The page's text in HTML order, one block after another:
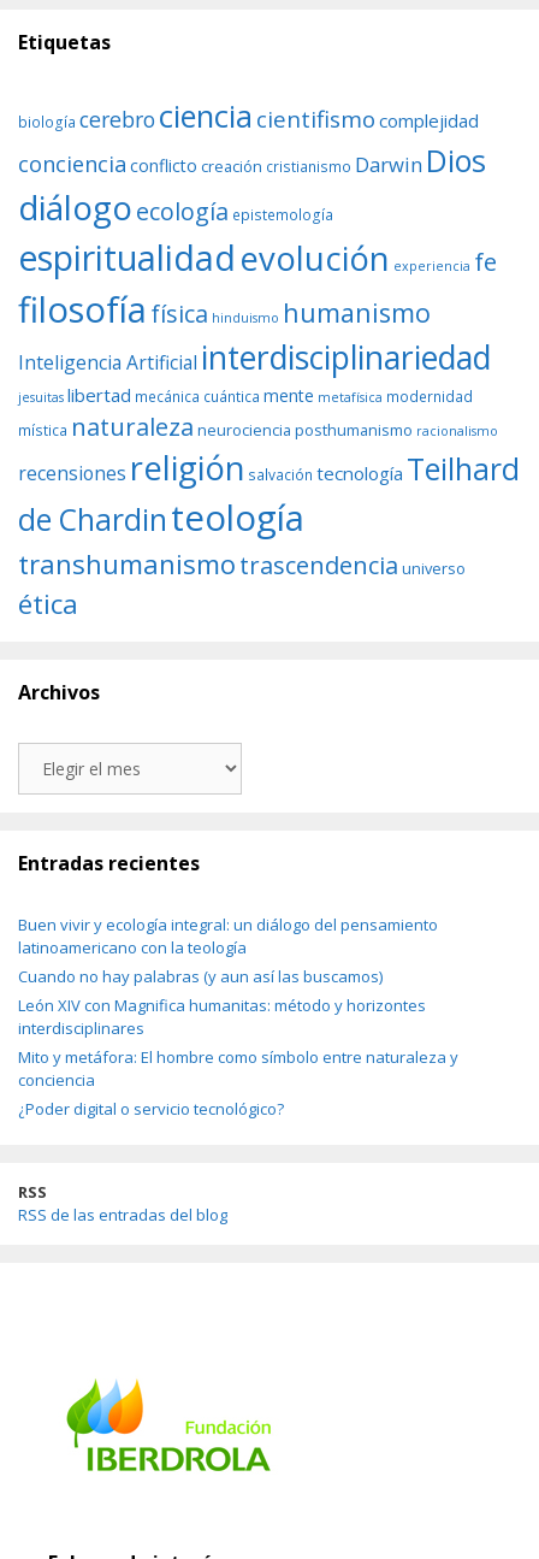
Etiquetas
biología cerebro ciencia cientifismo complejidad
conciencia conflicto creación cristianismo Darwin Dios
diálogoecología epistemología
espiritualidadevolución experiencia fe
filosofía física hinduismo humanismo
Inteligencia Artificial interdisciplinariedad
jesuitas libertad mecánica cuántica mente metafísica modernidad
mística naturaleza neurociencia posthumanismo racionalismo
recensiones religión salvación tecnología Teilhard
de Chardinteología
transhumanismotrascendencia universo
ética
Archivos
Entradas recientes
Buen vivir y ecología integral: un diálogo del pensamiento
latinoamericano con la teología
Cuando no hay palabras (y aun así las buscamos)
León XIV con Magnifica humanitas: método y horizontes
interdisciplinares
Mito y metáfora: El hombre como símbolo entre naturaleza y
conciencia
¿Poder digital o servicio tecnológico?
RSS
RSS de las entradas del blog